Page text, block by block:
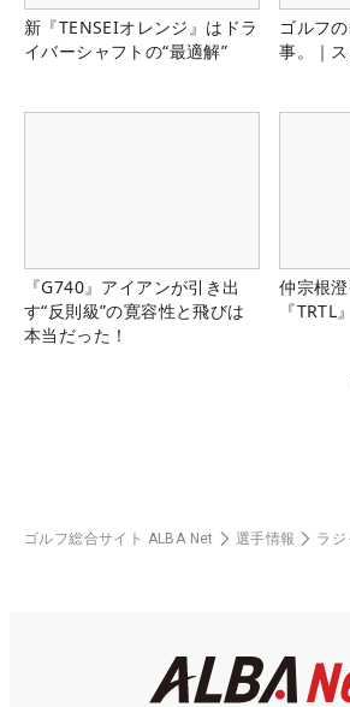
新『TENSEIオレンジ』はドラ
イバーシャフトの“最適解”
ゴルフ
事。｜
『G740』アイアンが引き出
す“反則級”の寛容性と飛びは
本当だった！
仲宗根
『TRTL
ゴルフ総合サイト ALBA Net 選手情報 ラジ